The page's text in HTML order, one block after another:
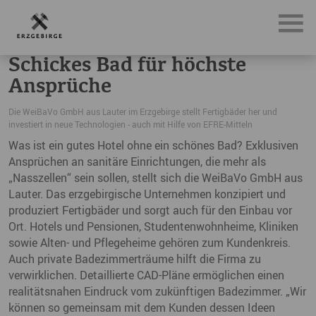
News, Neuigkeiten & Nachrichten aus dem Erzgebirge
Schickes Bad für höchste
Ansprüche
Die WeiBaVo GmbH aus Lauter im Erzgebirge stellt Fertigbäder her und
investiert in neue Technologien - auch mit Hilfe von EFRE-Mitteln
Was ist ein gutes Hotel ohne ein schönes Bad? Exklusiven
Ansprüchen an sanitäre Einrichtungen, die mehr als
„Nasszellen“ sein sollen, stellt sich die WeiBaVo GmbH aus
Lauter. Das erzgebirgische Unternehmen konzipiert und
produziert Fertigbäder und sorgt auch für den Einbau vor
Ort. Hotels und Pensionen, Studentenwohnheime, Kliniken
sowie Alten- und Pflegeheime gehören zum Kundenkreis.
Auch private Badezimmerträume hilft die Firma zu
verwirklichen. Detaillierte CAD-Pläne ermöglichen einen
realitätsnahen Eindruck vom zukünftigen Badezimmer. „Wir
können so gemeinsam mit dem Kunden dessen Ideen